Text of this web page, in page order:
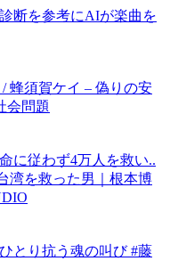
断を参考にAIが楽曲を
蜂須賀ケイ – 偽りの安
会問題
に従わず4万人を救い..
湾を救った男｜根本博
とり抗う魂の叫び #藤